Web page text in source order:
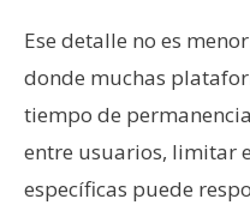
C
o
n
t
Ese detalle no es
donde muchas
tiempo de
entre usuarios, limitar
específicas puede